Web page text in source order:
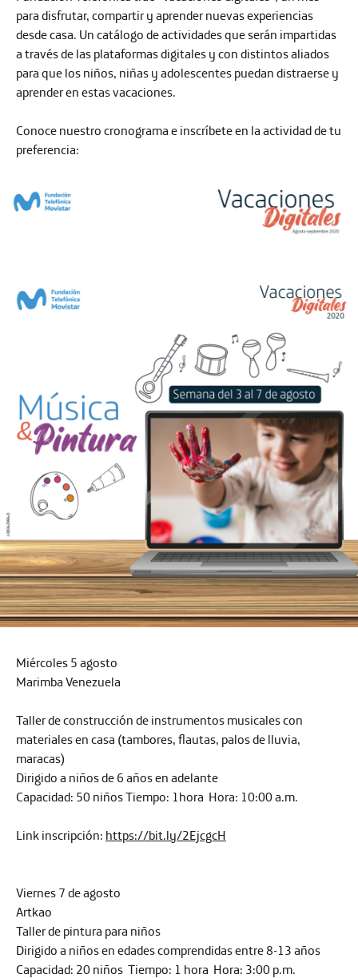
para disfrutar, compartir y aprender nuevas experiencias
desde casa. Un catálogo de actividades que serán impartidas
a través de las plataformas digitales y con distintos aliados
para que los niños, niñas y adolescentes puedan distraerse y
aprender en estas vacaciones.
Conoce nuestro cronograma e inscríbete en la actividad de tu
preferencia:
Miércoles 5 agosto
Marimba Venezuela
Taller de construcción de instrumentos musicales con
materiales en casa (tambores, flautas, palos de lluvia,
maracas)
Dirigido a niños de 6 años en adelante
Capacidad: 50 niñosTiempo: 1hora Hora: 10:00 a.m.
Link inscripción: https://bit.ly/2EjcgcH
Viernes 7 de agosto
Artkao
Taller de pintura para niños
Dirigido a niños en edades comprendidas entre 8-13 años
Capacidad: 20 niños Tiempo: 1 hora Hora: 3:00 p.m.